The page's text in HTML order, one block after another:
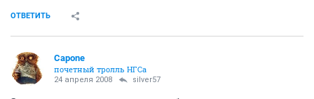
ОТВЕТИТЬ
Capone
почетный тролль НГСа
24 апреля 2008 silver57